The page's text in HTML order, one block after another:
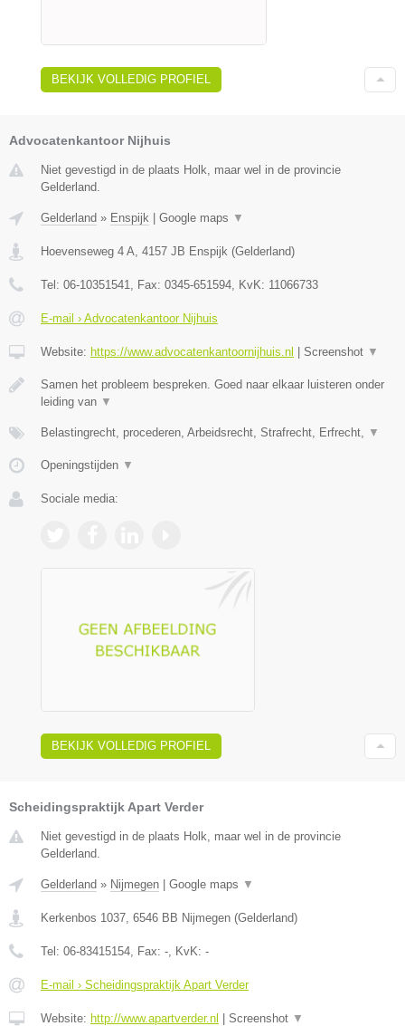
BEKIJK VOLLEDIG PROFIEL
Advocatenkantoor Nijhuis
Niet gevestigd in de plaats Holk, maar wel in de provincie
Gelderland.
Gelderland » Enspijk Google maps ▼
Hoevenseweg 4 A 4157 JB Enspijk (Gelderland)
Tel: 06-10351541 , Fax: 0345-651594 , KvK: 11066733
E-mail › Advocatenkantoor Nijhuis
Website: https://www.advocatenkantoornijhuis.nl Screenshot ▼
Samen het probleem bespreken. Goed naar elkaar luisteren onder
leiding van ▼
Belastingrecht, procederen, Arbeidsrecht, Strafrecht, Erfrecht, ▼
Openingstijden ▼
Sociale media:
BEKIJK VOLLEDIG PROFIEL
Scheidingspraktijk Apart Verder
Niet gevestigd in de plaats Holk, maar wel in de provincie
Gelderland.
Gelderland » Nijmegen | Google maps ▼
Kerkenbos 1037 6546 BB Nijmegen (Gelderland)
Tel: 06-83415154 , Fax: - , KvK: -
E-mail › Scheidingspraktijk Apart Verder
Website: http://www.apartverder.nl | Screenshot ▼